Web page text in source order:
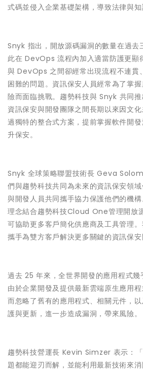
式碼並侵入企業基礎架構，導致法律與知
Snyk 指出，開放源碼漏洞的數量在過去
此在 DevOps 流程內加入適當防護更顯
與 DevOps 之間卻經常出現流程不連貫
困難的問題。資訊保安人員經常為了掌
險而面臨挑戰。趨勢科技與 Snyk 共同
資訊保安與開發團隊之間長期以來因文
過獨特的整合式方案，提前掌握軟件開
升保安。
Snyk 全球策略聯盟技術長 Geva
們與趨勢科技共同為未來的資訊保安領
與開發人員共同攜手協力保護他們的機
理念結合趨勢科技Cloud One管理開放
可協助更多客戶簡化供應商及工具管理
攜手為雙方客戶解決更多關鍵的資訊保安
過去 25 年來，全世界開發的應用程式
由於企業開發及提供最新雲端原生應用
而忽略了舊有的應用程式、相關元件，
護與更新，進一步造成漏洞，帶來風險。
趨勢科技營運長 Kevin Simzer 表示：
題都能迎刃而解，並能利用最新技術來